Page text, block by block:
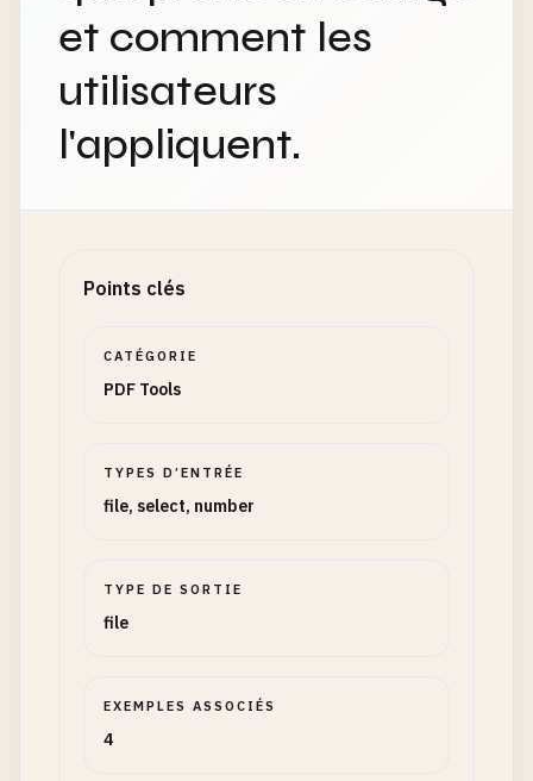
et comment les
utilisateurs
l'appliquent.
Points clés
CATÉGORIE
PDF Tools
TYPES D’ENTRÉE
file, select, number
TYPE DE SORTIE
file
EXEMPLES ASSOCIÉS
4